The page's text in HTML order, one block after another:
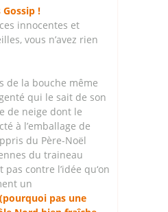
!
innocentes et
vous n’avez rien
de la bouche même
qui le sait de son
de neige dont le
à l’emballage de
du Père-Noël
du traineau
contre l’idée qu‘on
un
(pourquoi pas une